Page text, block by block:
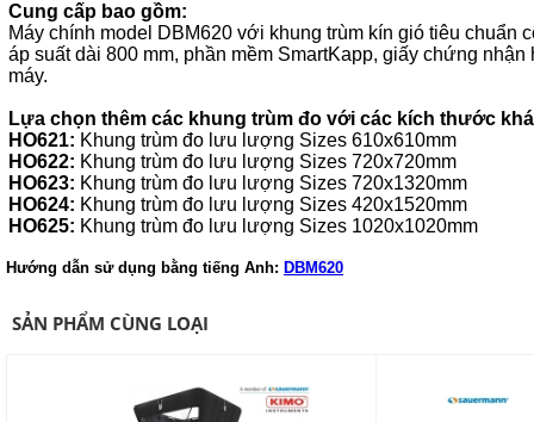
Cung cấp bao gồm:
Máy chính model DBM620 với khung trùm kín gió tiêu chuẩn
áp suất dài 800 mm, phần mềm SmartKapp, giấy chứng
máy.
Lựa chọn thêm các khung trùm đo với các kích thước
HO621: Khung trùm đo lưu lượng Sizes 610x610mm
HO622: Khung trùm đo lưu lượng Sizes 720x720mm
HO623: Khung trùm đo lưu lượng Sizes 720x1320mm
HO624: Khung trùm đo lưu lượng Sizes 420x1520mm
HO625: Khung trùm đo lưu lượng Sizes 1020x1020mm
Hướng dẫn sử dụng bằng tiếng Anh: DBM620
SẢN PHẨM CÙNG LOẠI